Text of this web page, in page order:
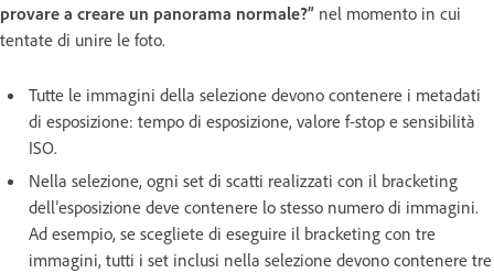
provare a creare un panorama normale?” nel momento in cui
tentate di unire le foto.
Tutte le immagini della selezione devono contenere i metadati
di esposizione: tempo di esposizione, valore f-stop e sensibilità
ISO.
Nella selezione, ogni set di scatti realizzati con il bracketing
dell’esposizione deve contenere lo stesso numero di immagini.
Ad esempio, se scegliete di eseguire il bracketing con tre
immagini, tutti i set inclusi nella selezione devono contenere tre